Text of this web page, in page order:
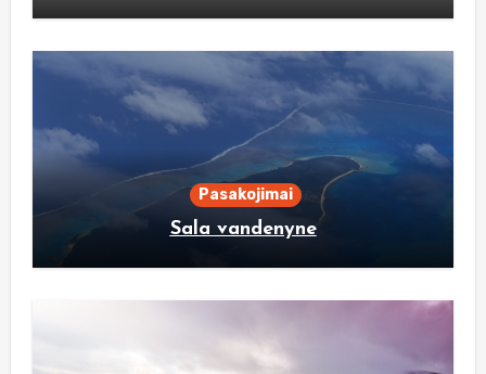
Pasakojimai
Sala vandenyne